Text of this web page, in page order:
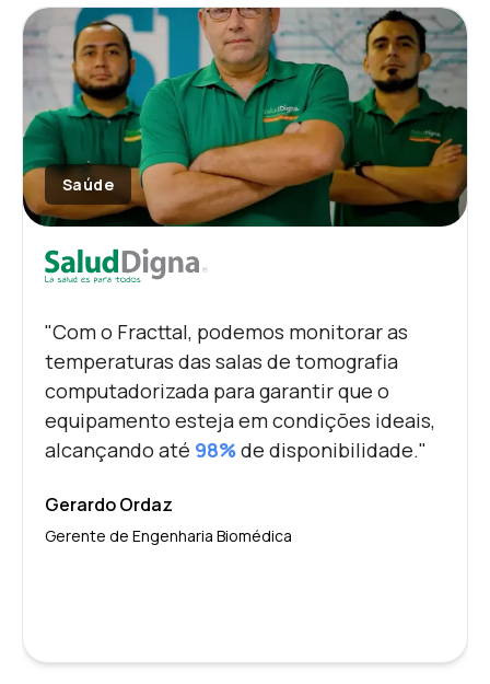
Saúde
"Com o Fracttal, podemos monitorar as
temperaturas das salas de tomografia
computadorizada para garantir que o
equipamento esteja em condições ideais,
alcançando até 98%de disponibilidade."
Gerardo Ordaz
Gerente de Engenharia Biomédica